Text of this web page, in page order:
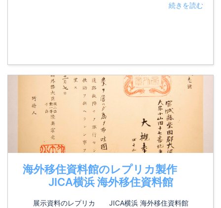
続きを読む
海外移住資料館のレプリカ製作
JICA横浜 海外移住資料館
展示資料のレプリカ JICA横浜 海外移住資料館